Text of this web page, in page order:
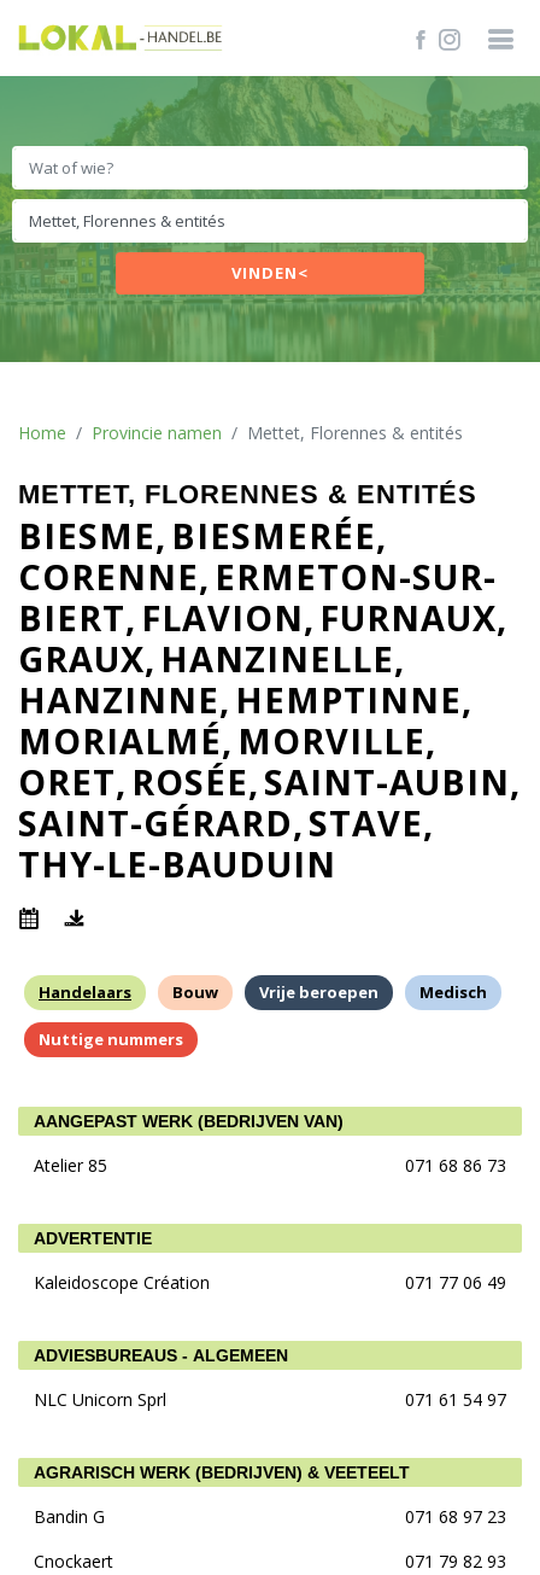
VINDEN<
Home Provincie namen Mettet, Florennes & entités
METTET, FLORENNES & ENTITÉS
BIESME BIESMERÉE
CORENNE ERMETON-SUR-
BIERT FLAVION FURNAUX
GRAUX HANZINELLE
HANZINNE HEMPTINNE
MORIALMÉ MORVILLE
ORET ROSÉE SAINT-AUBIN
SAINT-GÉRARD STAVE
THY-LE-BAUDUIN
Handelaars Bouw Vrije beroepen Medisch
Nuttige nummers
AANGEPAST WERK (BEDRIJVEN VAN)
Atelier 85 071 68 86 73
ADVERTENTIE
Kaleidoscope Création 071 77 06 49
ADVIESBUREAUS - ALGEMEEN
NLC Unicorn Sprl 071 61 54 97
AGRARISCH WERK (BEDRIJVEN) & VEETEELT
Bandin G
071 68 97 23
Cnockaert
071 79 82 93